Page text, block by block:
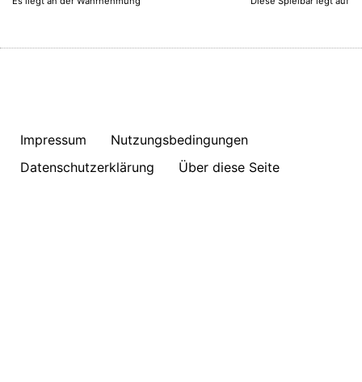
Impressum
Nutzungsbedingungen
Datenschutzerklärung
Über diese Seite